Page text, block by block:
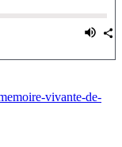
vivante-de-